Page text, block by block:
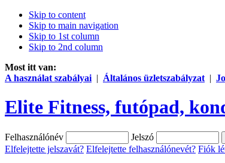
Skip to content
Skip to main navigation
Skip to 1st column
Skip to 2nd column
Most itt van:
A használat szabályai | Általános üzletszabályzat |
Elite Fitness, futópad,
Felhasználónév
Jelszó
Elfelejtette jelszavát? Elfelejtette felhasználónevét? Fiók